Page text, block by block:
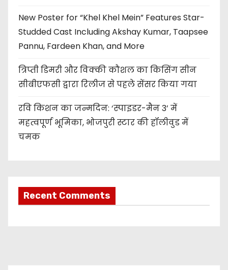
New Poster for “Khel Khel Mein” Features Star-
Studded Cast Including Akshay Kumar, Taapsee
Pannu, Fardeen Khan, and More
त्रिप्ती डिमरी और विक्की कौशल का किसिंग सीन
सीबीएफसी द्वारा रिलीज से पहले सेंसर किया गया
रवि किशन का जन्मदिन: ‘स्पाइडर-मैन 3’ में
महत्वपूर्ण भूमिका, भोजपुरी स्टार की हॉलीवुड में
चमक
Recent Comments